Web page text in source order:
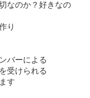
なのか？好きなの
り
バーによる
受けられる
す